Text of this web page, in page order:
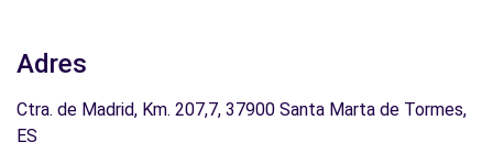
Adres
Ctra. de Madrid, Km. 207,7, 37900 Santa Marta de Tormes,
ES